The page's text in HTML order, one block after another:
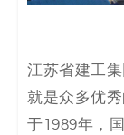
皮
书
江苏省建工
就是众多优
于1989年，